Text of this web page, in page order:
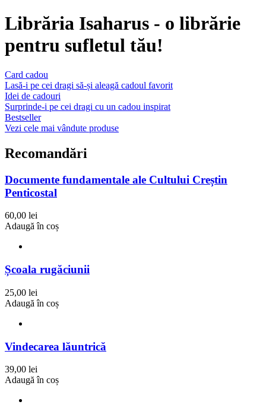
Librăria Isaharus - o librărie
pentru sufletul tău!
Card cadou
Lasă-i pe cei dragi să-și aleagă cadoul favorit
Idei de cadouri
Surprinde-i pe cei dragi cu un cadou inspirat
Bestseller
Vezi cele mai vândute produse
Recomandări
Documente fundamentale ale Cultului Creștin
Penticostal
60,00 lei
Adaugă în coș
Școala rugăciunii
25,00 lei
Adaugă în coș
Vindecarea lăuntrică
39,00 lei
Adaugă în coș